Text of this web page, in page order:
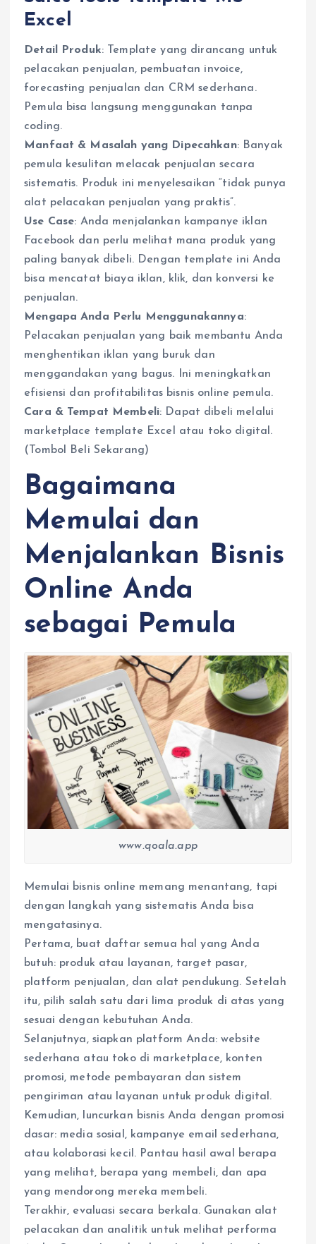
Excel
Detail Produk: Template yang dirancang untuk
pelacakan penjualan, pembuatan invoice,
forecasting penjualan dan CRM sederhana.
Pemula bisa langsung menggunakan tanpa
coding.
Manfaat & Masalah yang Dipecahkan: Banyak
pemula kesulitan melacak penjualan secara
sistematis. Produk ini menyelesaikan “tidak punya
alat pelacakan penjualan yang praktis”.
Use Case: Anda menjalankan kampanye iklan
Facebook dan perlu melihat mana produk yang
paling banyak dibeli. Dengan template ini Anda
bisa mencatat biaya iklan, klik, dan konversi ke
penjualan.
Mengapa Anda Perlu Menggunakannya:
Pelacakan penjualan yang baik membantu Anda
menghentikan iklan yang buruk dan
menggandakan yang bagus. Ini meningkatkan
efisiensi dan profitabilitas bisnis online pemula.
Cara & Tempat Membeli: Dapat dibeli melalui
marketplace template Excel atau toko digital.
(Tombol Beli Sekarang)
Bagaimana
Memulai dan
Menjalankan Bisnis
Online Anda
sebagai Pemula
www.qoala.app
Memulai bisnis online memang menantang, tapi
dengan langkah yang sistematis Anda bisa
mengatasinya.
Pertama, buat daftar semua hal yang Anda
butuh: produk atau layanan, target pasar,
platform penjualan, dan alat pendukung. Setelah
itu, pilih salah satu dari lima produk di atas yang
sesuai dengan kebutuhan Anda.
Selanjutnya, siapkan platform Anda: website
sederhana atau toko di marketplace, konten
promosi, metode pembayaran dan sistem
pengiriman atau layanan untuk produk digital.
Kemudian, luncurkan bisnis Anda dengan promosi
dasar: media sosial, kampanye email sederhana,
atau kolaborasi kecil. Pantau hasil awal berapa
yang melihat, berapa yang membeli, dan apa
yang mendorong mereka membeli.
Terakhir, evaluasi secara berkala. Gunakan alat
pelacakan dan analitik untuk melihat performa